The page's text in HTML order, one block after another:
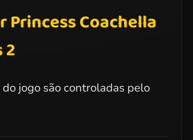
Princess Coachella
2
jogo são controladas pelo